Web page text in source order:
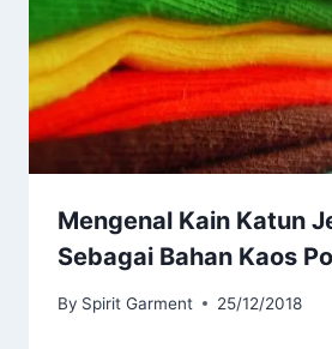
Mengenal Kain Katun
Sebagai Bahan Kaos
By Spirit Garment 25/12/2018